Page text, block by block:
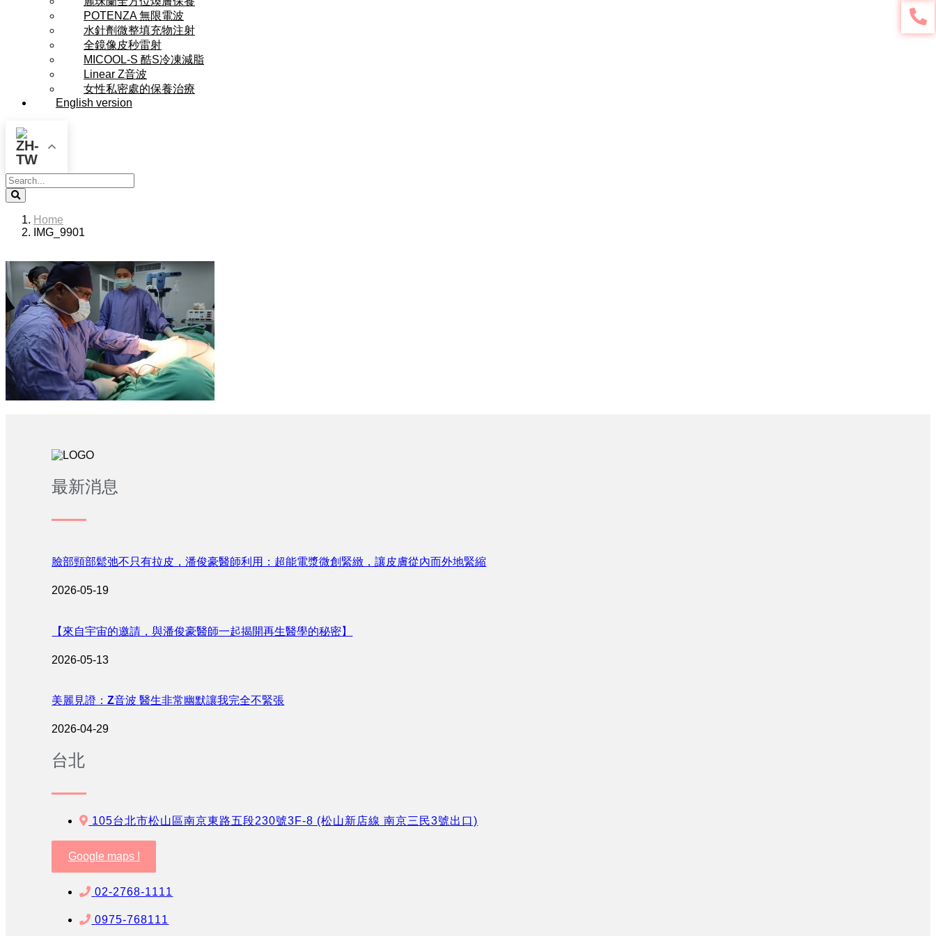
POTENZA 無限電波
水針劑微整填充物注射
全鏡像皮秒雷射
MICOOL-S 酷S冷凍減脂
Linear Z音波
女性私密處的保養治療
English version
Search
Home
IMG_9901
最新消息
臉部頸部鬆弛不只有拉皮，潘俊豪醫師利用：超能電漿微創緊緻，讓皮膚從內而外地緊縮
2026-05-19
【來自宇宙的邀請，與潘俊豪醫師一起揭開再生醫學的秘密】
2026-05-13
美麗見證：Z音波 醫生非常幽默讓我完全不緊張
2026-04-29
台北
105台北市松山區南京東路五段230號3F-8 (松山新店線 南京三民3號出口)
Google maps !
02-2768-1111
0975-768111